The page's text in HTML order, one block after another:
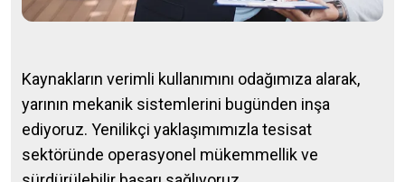
Kaynakların verimli kullanımını odağımıza alarak,
yarının mekanik sistemlerini bugünden inşa
ediyoruz. Yenilikçi yaklaşımımızla tesisat
sektöründe operasyonel mükemmellik ve